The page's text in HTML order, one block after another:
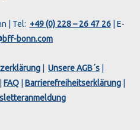
| Tel: +49 (0) 228 – 26 47 26| E-
bonn.com
Unsere AGB´s
FAQ Barrierefreiheitserklärung